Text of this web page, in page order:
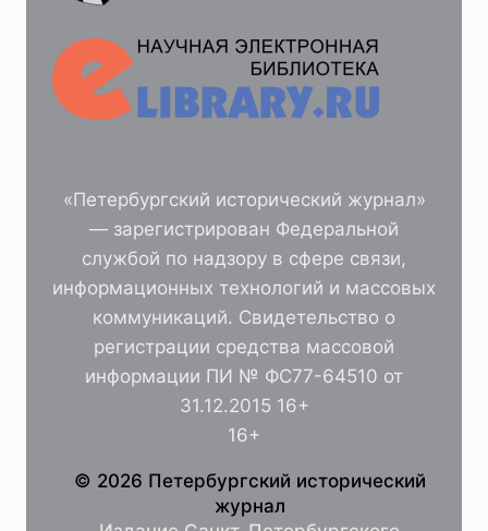
«Петербургский исторический журнал»
— зарегистрирован Федеральной
службой по надзору в сфере связи,
информационных технологий и массовых
коммуникаций. Свидетельство о
регистрации средства массовой
информации ПИ № ФС77-64510 от
31.12.2015 16+
16+
© 2026 Петербургский исторический
журнал